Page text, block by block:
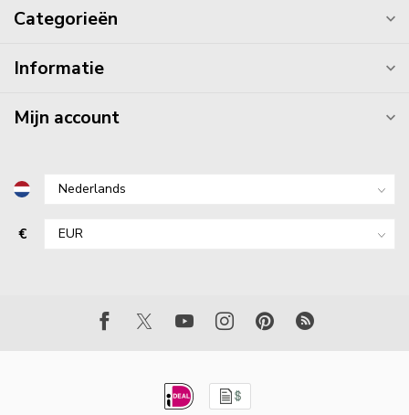
Categorieën
Informatie
Mijn account
€